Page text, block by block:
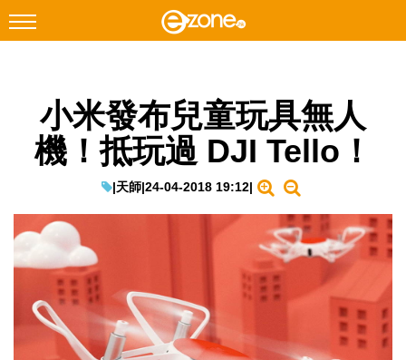
Facebook Instagram
科技焦點
遊戲動漫
教學評測
EduTech
IT Times
小米發布兒童玩具無人
機！抵玩過 DJI Tello！
|天師|24-04-2018 19:12|